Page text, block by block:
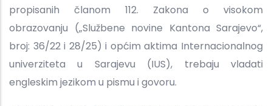
propisanih članom 112. Zakona o visokom
obrazovanju („Službene novine Kantona Sarajevo“,
broj: 36/22 i 28/25) i općim aktima Internacionalnog
univerziteta u Sarajevu (IUS), trebaju vladati
engleskim jezikom u pismu i govoru.